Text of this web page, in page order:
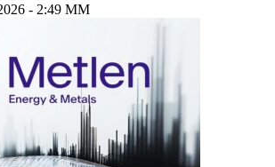
- 2:49 ΜΜ